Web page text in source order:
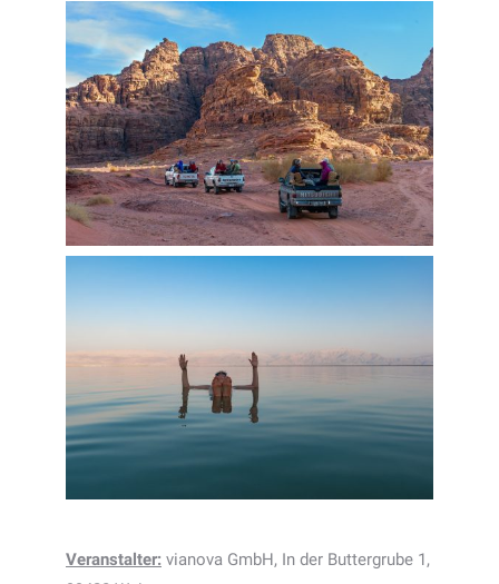
Veranstalter: vianova GmbH, In der Buttergrube 1,